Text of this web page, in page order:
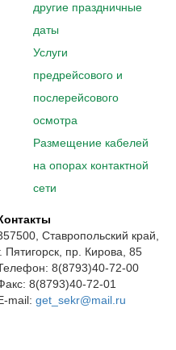
другие праздничные
даты
Услуги
предрейсового и
послерейсового
осмотра
Размещение кабелей
на опорах контактной
сети
Ставропольский край,
Пятигорск, пр. Кирова, 85
8(8793)40-72-00
8(8793)40-72-01
mail: get_sekr@mail.ru